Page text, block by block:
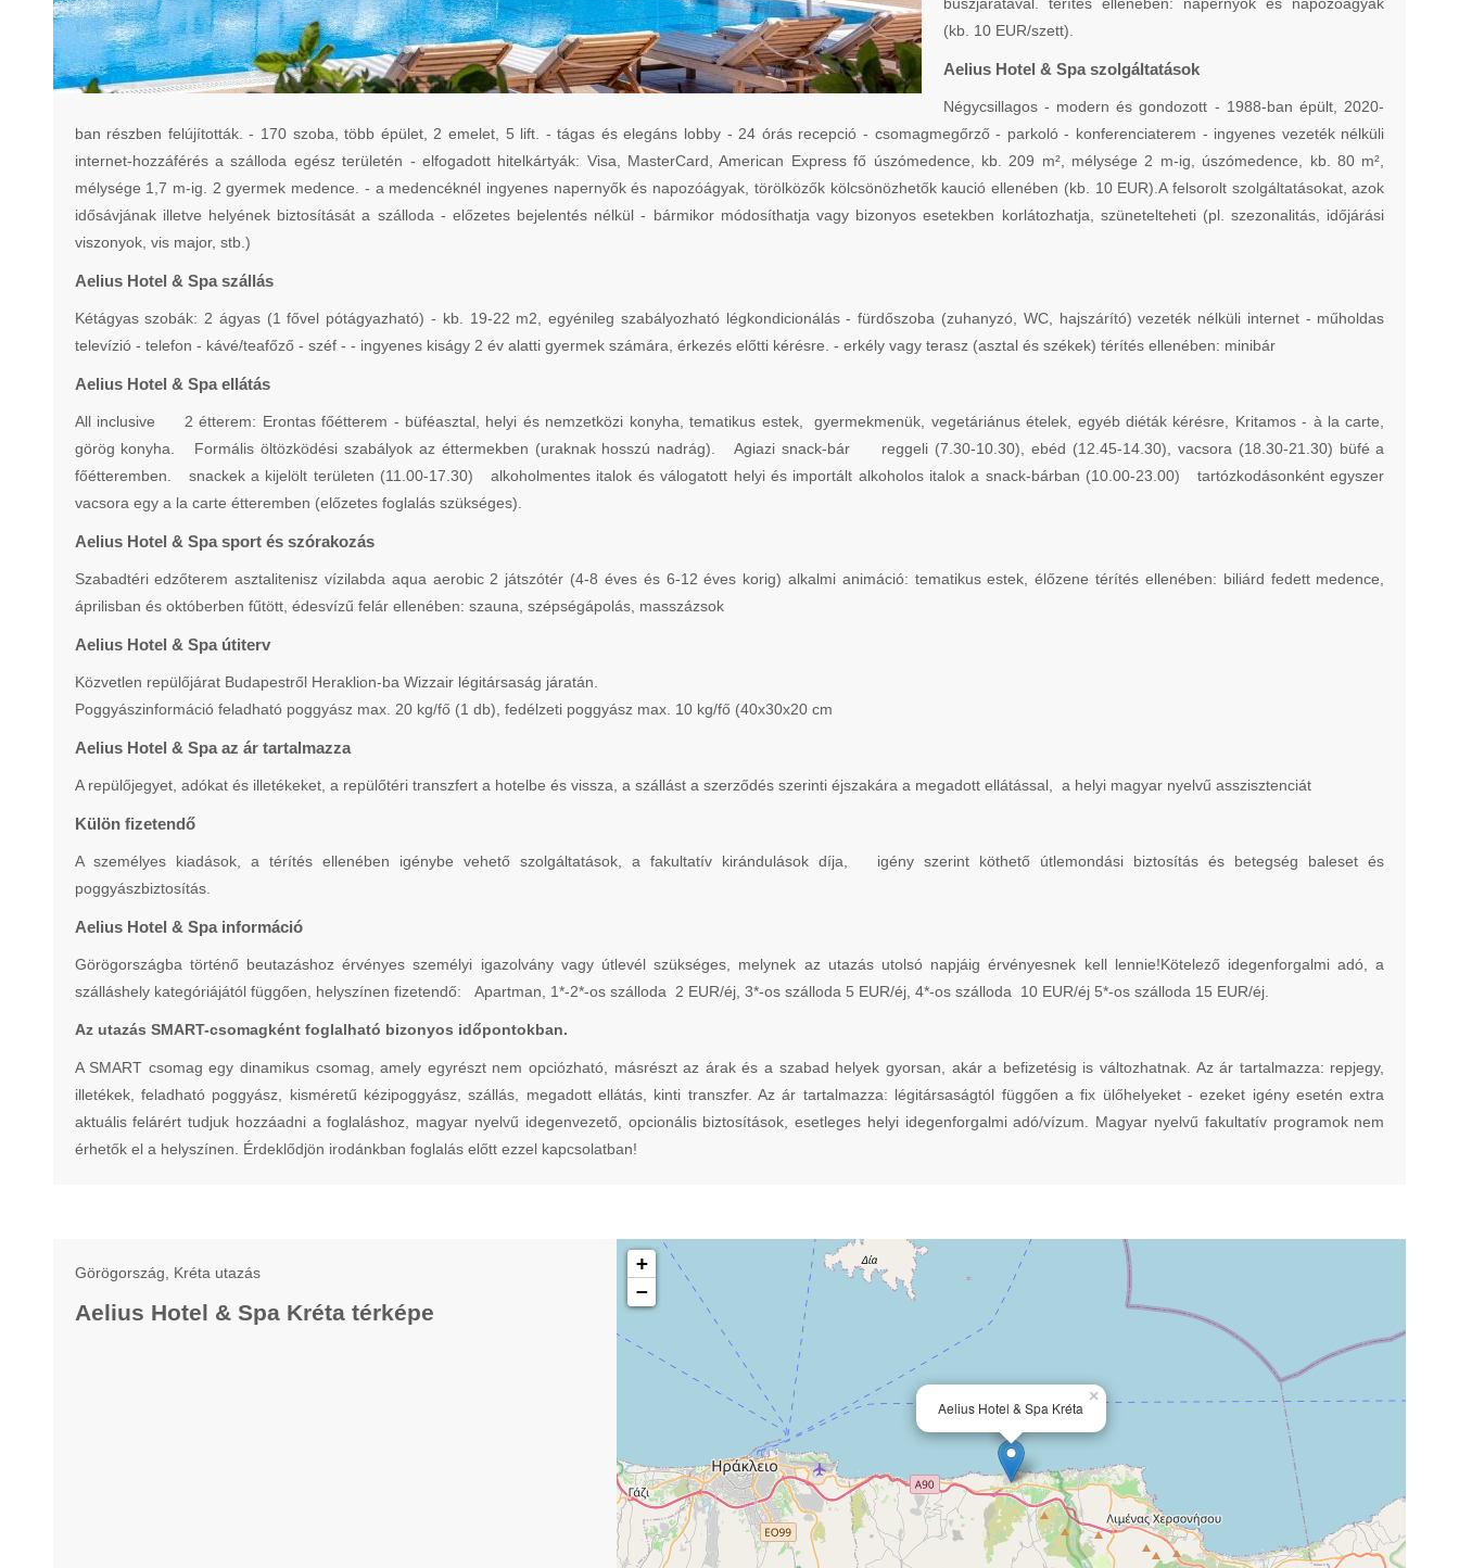
(kb. 10 EUR/szett).
Aelius Hotel & Spa szolgáltatások
Négycsillagos - modern és gondozott - 1988-ban épült, 2020-
ban részben felújították. - 170 szoba, több épület, 2 emelet, 5 lift. - tágas és elegáns lobby - 24 órás recepció - csomagmegőrző - parkoló - konferenciaterem - ingyenes vezeték nélküli
internet-hozzáférés a szálloda egész területén - elfogadott hitelkártyák: Visa, MasterCard, American Express fő úszómedence, kb. 209 m², mélysége 2 m-ig, úszómedence, kb. 80 m²,
mélysége 1,7 m-ig. 2 gyermek medence. - a medencéknél ingyenes napernyők és napozóágyak, törölközők kölcsönözhetők kaució ellenében (kb. 10 EUR).A felsorolt szolgáltatásokat, azok
idősávjának illetve helyének biztosítását a szálloda - előzetes bejelentés nélkül - bármikor módosíthatja vagy bizonyos esetekben korlátozhatja, szünetelteheti (pl. szezonalitás, időjárási
viszonyok, vis major, stb.)
Aelius Hotel & Spa szállás
Kétágyas szobák: 2 ágyas (1 fővel pótágyazható) - kb. 19-22 m2, egyénileg szabályozható légkondicionálás - fürdőszoba (zuhanyzó, WC, hajszárító) vezeték nélküli internet - műholdas
televízió - telefon - kávé/teafőző - széf - - ingyenes kiságy 2 év alatti gyermek számára, érkezés előtti kérésre. - erkély vagy terasz (asztal és székek) térítés ellenében: minibár
Aelius Hotel & Spa ellátás
All inclusive 2 étterem: Erontas főétterem - büféasztal, helyi és nemzetközi konyha, tematikus estek, gyermekmenük, vegetáriánus ételek, egyéb diéták kérésre, Kritamos - à la carte,
görög konyha. Formális öltözködési szabályok az éttermekben (uraknak hosszú nadrág). Agiazi snack-bár reggeli (7.30-10.30), ebéd (12.45-14.30), vacsora (18.30-21.30) büfé a
főétteremben. snackek a kijelölt területen (11.00-17.30) alkoholmentes italok és válogatott helyi és importált alkoholos italok a snack-bárban (10.00-23.00) tartózkodásonként egyszer
vacsora egy a la carte étteremben (előzetes foglalás szükséges).
Aelius Hotel & Spa sport és szórakozás
Szabadtéri edzőterem asztalitenisz vízilabda aqua aerobic 2 játszótér (4-8 éves és 6-12 éves korig) alkalmi animáció: tematikus estek, élőzene térítés ellenében: biliárd fedett medence,
áprilisban és októberben fűtött, édesvízű felár ellenében: szauna, szépségápolás, masszázsok
Aelius Hotel & Spa útiterv
Közvetlen repülőjárat Budapestről Heraklion-ba Wizzair légitársaság járatán.
Poggyászinformáció feladható poggyász max. 20 kg/fő (1 db), fedélzeti poggyász max. 10 kg/fő (40x30x20 cm
Aelius Hotel & Spa az ár tartalmazza
A repülőjegyet, adókat és illetékeket, a repülőtéri transzfert a hotelbe és vissza, a szállást a szerződés szerinti éjszakára a megadott ellátással, a helyi magyar nyelvű asszisztenciát
Külön fizetendő
A személyes kiadások, a térítés ellenében igénybe vehető szolgáltatások, a fakultatív kirándulások díja, igény szerint köthető útlemondási biztosítás és betegség baleset és
poggyászbiztosítás.
Aelius Hotel & Spa információ
Görögországba történő beutazáshoz érvényes személyi igazolvány vagy útlevél szükséges, melynek az utazás utolsó napjáig érvényesnek kell lennie!Kötelező idegenforgalmi adó, a
szálláshely kategóriájától függően, helyszínen fizetendő: Apartman, 1*-2*-os szálloda 2 EUR/éj, 3*-os szálloda 5 EUR/éj, 4*-os szálloda 10 EUR/éj 5*-os szálloda 15 EUR/éj.
Az utazás SMART-csomagként foglalható bizonyos időpontokban.
A SMART csomag egy dinamikus csomag, amely egyrészt nem opciózható, másrészt az árak és a szabad helyek gyorsan, akár a befizetésig is változhatnak. Az ár tartalmazza: repjegy,
illetékek, feladható poggyász, kisméretű kézipoggyász, szállás, megadott ellátás, kinti transzfer. Az ár tartalmazza: légitársaságtól függően a fix ülőhelyeket - ezeket igény esetén extra
aktuális felárért tudjuk hozzáadni a foglaláshoz, magyar nyelvű idegenvezető, opcionális biztosítások, esetleges helyi idegenforgalmi adó/vízum. Magyar nyelvű fakultatív programok nem
érhetők el a helyszínen. Érdeklődjön irodánkban foglalás előtt ezzel kapcsolatban!
Görögország, Kréta utazás
Aelius Hotel & Spa Kréta térképe
Aelius Hotel & Spa Kréta
×
+
−